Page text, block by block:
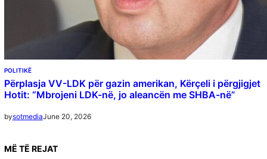
POLITIKË
Përplasja VV-LDK për gazin amerikan, Kërçeli i përgjigjet
Hotit: “Mbrojeni LDK-në, jo aleancën me SHBA-në”
bysotmediaJune 20, 2026
MË TË REJAT